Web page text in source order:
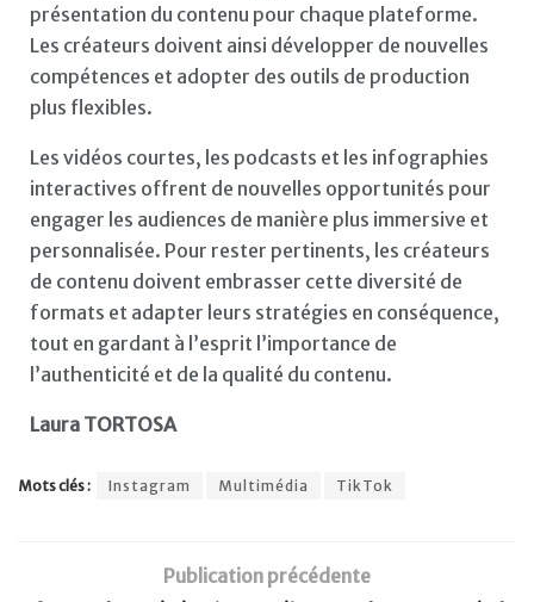
présentation du contenu pour chaque plateforme.
Les créateurs doivent ainsi développer de nouvelles
compétences et adopter des outils de production
plus flexibles.
Les vidéos courtes, les podcasts et les infographies
interactives offrent de nouvelles opportunités pour
engager les audiences de manière plus immersive et
personnalisée. Pour rester pertinents, les créateurs
de contenu doivent embrasser cette diversité de
formats et adapter leurs stratégies en conséquence,
tout en gardant à l’esprit l’importance de
l’authenticité et de la qualité du contenu.
Laura TORTOSA
Mots clés : Instagram Multimédia TikTok
Publication précédente